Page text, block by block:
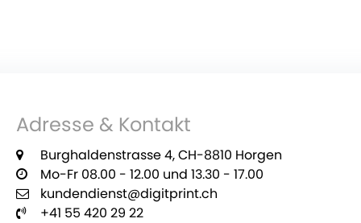
Adresse & Kontakt
Burghaldenstrasse 4, CH-8810 Horgen
Mo-Fr 08.00 - 12.00 und 13.30 - 17.00
kundendienst@digitprint.ch
+41 55 420 29 22